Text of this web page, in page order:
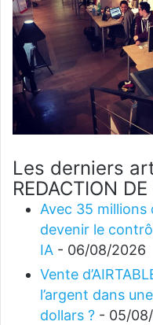
Les derniers
REDACTION
Avec 35 millions
devenir le
IA - 06/08/2026
Vente
l’argent dans
dollars ? - 05/